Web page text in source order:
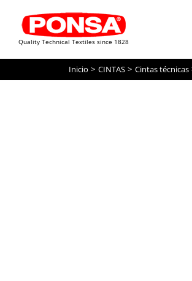
Saltar
Quality Technical Textiles since 1828
Inicio CINTAS Cintas técnicas